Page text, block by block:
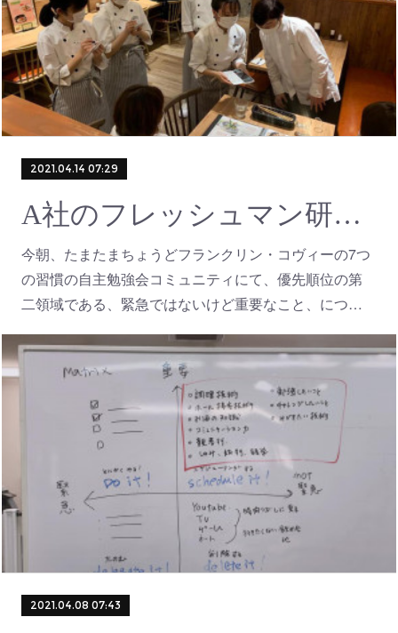
2021.04.14 07:29
A社のフレッシュマン研修のひとこま
今朝、たまたまちょうどフランクリン・コヴィーの7つ
の習慣の自主勉強会コミュニティにて、優先順位の第
二領域である、緊急ではないけど重要なこと、につ…
2021.04.08 07:43